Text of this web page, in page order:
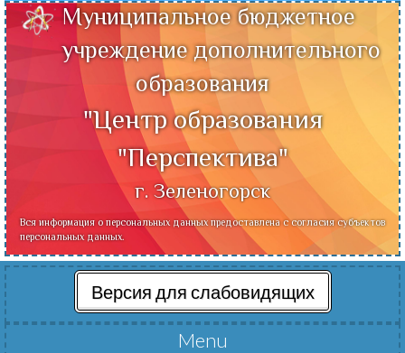
Муниципальное бюджетное
учреждение дополнительного
образования
"Центр образования
"Перспектива"
г. Зеленогорск
Вся информация о персональных данных предоставлена с согласия субъектов
персональных данных.
Версия для слабовидящих
Menu